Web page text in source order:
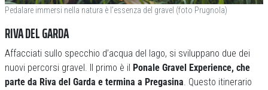
Pedalare immersi nella natura è l’essenza del gravel (foto Prugnola)
RIVA DEL GARDA
Affacciati sullo specchio d’acqua del lago, si sviluppano due dei
nuovi percorsi gravel. Il primo è il Ponale Gravel Experience, che
parte da Riva del Garda e termina a Pregasina. Questo itinerario